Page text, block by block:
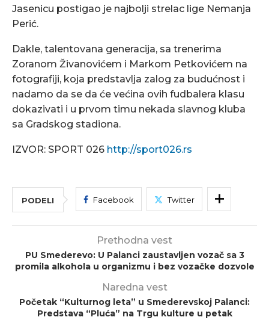
Jasenicu postigao je najbolji strelac lige Nemanja
Perić.
Dakle, talentovana generacija, sa trenerima
Zoranom Živanovićem i Markom Petkovićem na
fotografiji, koja predstavlja zalog za budućnost i
nadamo da se da će većina ovih fudbalera klasu
dokazivati i u prvom timu nekada slavnog kluba
sa Gradskog stadiona.
IZVOR: SPORT 026 http://sport026.rs
PODELI Facebook Twitter
Prethodna vest
PU Smederevo: U Palanci zaustavljen vozač sa 3
promila alkohola u organizmu i bez vozačke dozvole
Naredna vest
Početak “Kulturnog leta” u Smederevskoj Palanci:
Predstava “Pluća” na Trgu kulture u petak